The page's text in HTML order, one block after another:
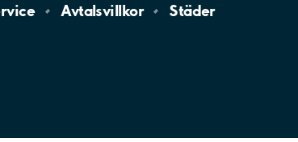
Avtalsvillkor Städer